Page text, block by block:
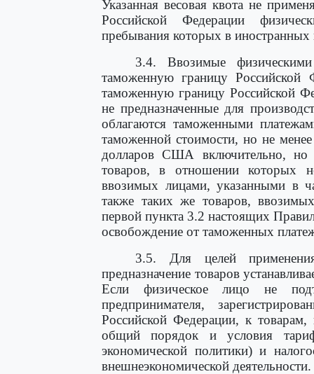
Указанная весовая квота не
Российской Федерации
пребывания которых в иностранных
3.4. Ввозимые
таможенную границу Российской
таможенную границу Российской
не предназначенные для
облагаются таможенными
таможенной стоимости, но не
долларов США включительно, но
товаров, в отношении которых
ввозимых лицами, указанными в
также таких же товаров,
первой пункта 3.2 настоящих
освобождение от таможенных
3.5. Для целей
предназначение товаров
Если физическое лицо не
предпринимателя,
Российской Федерации, к
общий порядок и условия
экономической политики) и
внешнеэкономической деятельности.